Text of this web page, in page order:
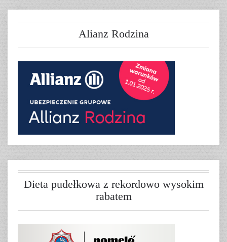
Alianz Rodzina
Dieta pudełkowa z rekordowo wysokim
rabatem